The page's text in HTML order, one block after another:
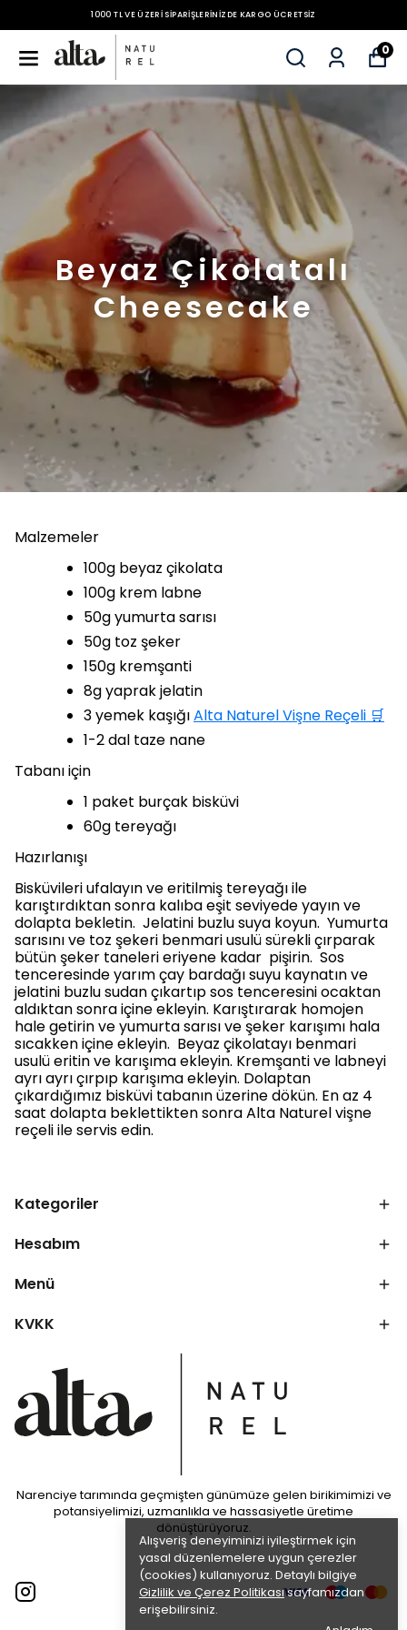
KARGO ÜCRETSIZ 1000 TL VE ÜZERI
0
Alışveriş deneyiminizi iyileştirmek için
yasal düzenlemelere uygun çerezler
(cookies) kullanıyoruz. Detaylı bilgiye
Gizlilik ve Çerez Politikasısayfamızdan
erişebilirsiniz.
Beyaz Çikolatalı
Cheesecake
Malzemeler
100g beyaz çikolata
100g krem labne
50g yumurta sarısı
50g toz şeker
150g kremşanti
8g yaprak jelatin
3 yemek kaşığıAlta Naturel Vişne Reçeli 🛒
1-2 dal taze nane
Tabanı için
1 paket burçak bisküvi
60g tereyağı
Hazırlanışı
Bisküvileri ufalayın ve eritilmiş tereyağı ile
karıştırdıktan sonra kalıba eşit seviyede yayın ve
dolapta bekletin. Jelatini buzlu suya koyun. Yumurta
sarısını ve toz şekeri benmari usulü sürekli çırparak
bütün şeker taneleri eriyene kadar pişirin. Sos
tenceresinde yarım çay bardağı suyu kaynatın ve
jelatini buzlu sudan çıkartıp sos tenceresini ocaktan
aldıktan sonra içine ekleyin. Karıştırarak homojen
hale getirin ve yumurta sarısı ve şeker karışımı hala
sıcakken içine ekleyin. Beyaz çikolatayı benmari
usulü eritin ve karışıma ekleyin. Kremşanti ve labneyi
ayrı ayrı çırpıp karışıma ekleyin. Dolaptan
çıkardığımız bisküvi tabanın üzerine dökün. En az 4
saat dolapta beklettikten sonra Alta Naturel vişne
reçeli ile servis edin.
Kategoriler
Hesabım
Menü
KVKK
Narenciye tarımında geçmişten günümüze gelen birikimimizi ve
potansiyelimizi, uzmanlıkla ve hassasiyetle üretime
dönüştürüyoruz.